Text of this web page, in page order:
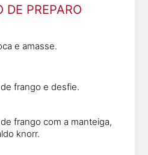
DE PREPARO
e amasse.
frango e desfie.
frango com a manteiga,
knorr.